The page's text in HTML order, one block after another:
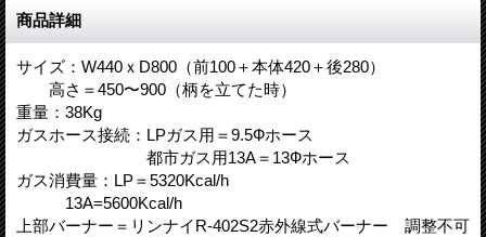
商品詳細
サイズ：W440ｘD800（前100＋本体420＋後280）
高さ＝450〜900（柄を立てた時）
重量：38Kg
ガスホース接続：LPガス用＝9.5Фホース
都市ガス用13A＝13Фホース
ガス消費量：LP＝5320Kcal/h
13A=5600Kcal/h
上部バーナー＝リンナイR-402S2赤外線式バーナー 調整不可